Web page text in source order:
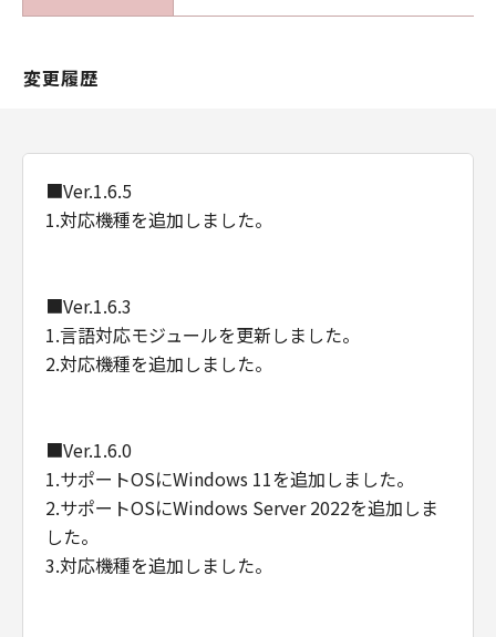
used in 48 C.F.R. 12.212 (Sept 1995).
227.7202-1 through 227.7202-4 (June 1995),
all U.S. Government End Users shall acquire
herein. Manufacturer is Canon Inc./30-2,
8501, Japan.
本条において、"the Software"という語は、本
以上
キヤノン株式会社
変更履歴
■Ver.1.6.5
1.対応機種を追加しました。
■Ver.1.6.3
1.言語対応モジュールを更新しました。
2.対応機種を追加しました。
■Ver.1.6.0
1.サポートOSにWindows 11を追加しました。
2.サポートOSにWindows Server 2022を追加しま
した。
3.対応機種を追加しました。